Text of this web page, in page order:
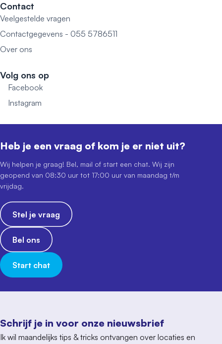
Contact
Veelgestelde vragen
Contactgegevens - 055 5786511
Over ons
Volg ons op
Facebook
Instagram
Schrijf je in voor onze nieuwsbrief
Ik wil maandelijks tips & tricks ontvangen over locaties en
Heb je een vraag of kom je er niet uit?
Wij helpen je graag! Bel, mail of start een chat. Wij zijn
geopend van 08:30 uur tot 17:00 uur van maandag t/m
vrijdag.
Stel je vraag
Bel ons
Start chat